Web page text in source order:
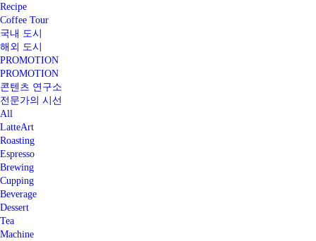
Recipe
Coffee Tour
국내 도시
해외 도시
PROMOTION
PROMOTION
콘텐츠 연구소
전문가의 시선
All
LatteArt
Roasting
Espresso
Brewing
Cupping
Beverage
Dessert
Tea
Machine